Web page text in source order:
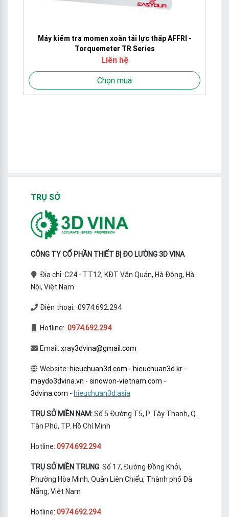
Máy kiểm tra momen xoắn tải lực thấp AFFRI -
Torquemeter TR Series
Liên hệ
Chọn mua
TRỤ SỞ
CÔNG TY CỔ PHẦN THIẾT BỊ ĐO LƯỜNG 3D VINA
Địa chỉ: C24 - TT12, KĐT Văn Quán, Hà Đông, Hà
Nội, Việt Nam
Điện thoại: 0974.692.294
Hotline: 0974.692.294
Email: xray3dvina@gmail.com
Website: hieuchuan3d.com - hieuchuan3d.kr-
maydo3dvina.vn - sinowon-vietnam.com -
3dvina.com - hieuchuan3d.asia
TRỤ SỞ MIỀN NAM:Số 5 Đường T5, P. Tây Thạnh, Q.
Tân Phú, TP. Hồ Chí Minh
Hotline: 0974.692.294
TRỤ SỞ MIỀN TRUNG: Số 17, Đường Đồng Khởi,
Phường Hòa Minh, Quận Liên Chiểu, Thành phố Đà
Nẵng, Việt Nam
Hotline: 0974.692.294